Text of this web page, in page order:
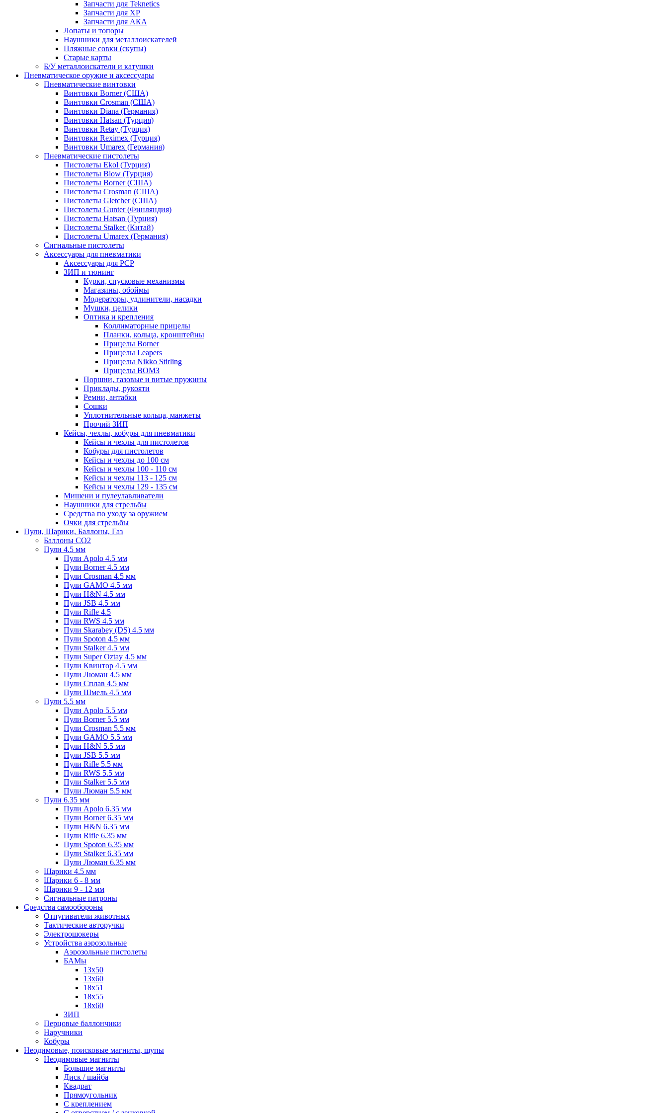
Запчасти для Teknetics
Запчасти для XP
Запчасти для АКА
Лопаты и топоры
Наушники для металлоискателей
Пляжные совки (скупы)
Старые карты
Б/У металлоискатели и катушки
Пневматическое оружие и аксессуары
Пневматические винтовки
Винтовки Borner (США)
Винтовки Crosman (США)
Винтовки Diana (Германия)
Винтовки Hatsan (Турция)
Винтовки Retay (Турция)
Винтовки Reximex (Турция)
Винтовки Umarex (Германия)
Пневматические пистолеты
Пистолеты Ekol (Турция)
Пистолеты Blow (Турция)
Пистолеты Borner (США)
Пистолеты Crosman (США)
Пистолеты Gletcher (США)
Пистолеты Gunter (Финляндия)
Пистолеты Hatsan (Турция)
Пистолеты Stalker (Китай)
Пистолеты Umarex (Германия)
Сигнальные пистолеты
Аксессуары для пневматики
Аксессуары для PCP
ЗИП и тюнинг
Курки, спусковые механизмы
Магазины, обоймы
Модераторы, удлинители, насадки
Мушки, целики
Оптика и крепления
Коллиматорные прицелы
Планки, кольца, кронштейны
Прицелы Borner
Прицелы Leapers
Прицелы Nikko Stirling
Прицелы ВОМЗ
Поршни, газовые и витые пружины
Приклады, рукояти
Ремни, антабки
Сошки
Уплотнительные кольца, манжеты
Прочий ЗИП
Кейсы, чехлы, кобуры для пневматики
Кейсы и чехлы для пистолетов
Кобуры для пистолетов
Кейсы и чехлы до 100 см
Кейсы и чехлы 100 - 110 см
Кейсы и чехлы 113 - 125 см
Кейсы и чехлы 129 - 135 см
Мишени и пулеулавливатели
Наушники для стрельбы
Средства по уходу за оружием
Очки для стрельбы
Пули, Шарики, Баллоны, Газ
Баллоны CO2
Пули 4.5 мм
Пули Apolo 4.5 мм
Пули Borner 4.5 мм
Пули Crosman 4.5 мм
Пули GAMO 4.5 мм
Пули H&N 4.5 мм
Пули JSB 4.5 мм
Пули Rifle 4.5
Пули RWS 4.5 мм
Пули Skarabey (DS) 4.5 мм
Пули Spoton 4.5 мм
Пули Stalker 4.5 мм
Пули Super Oztay 4.5 мм
Пули Квинтор 4.5 мм
Пули Люман 4.5 мм
Пули Сплав 4.5 мм
Пули Шмель 4.5 мм
Пули 5.5 мм
Пули Apolo 5.5 мм
Пули Borner 5.5 мм
Пули Crosman 5.5 мм
Пули GAMO 5.5 мм
Пули H&N 5.5 мм
Пули JSB 5.5 мм
Пули Rifle 5.5 мм
Пули RWS 5.5 мм
Пули Stalker 5.5 мм
Пули Люман 5.5 мм
Пули 6.35 мм
Пули Apolo 6.35 мм
Пули Borner 6.35 мм
Пули H&N 6.35 мм
Пули Rifle 6.35 мм
Пули Spoton 6.35 мм
Пули Stalker 6.35 мм
Пули Люман 6.35 мм
Шарики 4.5 мм
Шарики 6 - 8 мм
Шарики 9 - 12 мм
Сигнальные патроны
Средства самообороны
Отпугиватели животных
Тактические авторучки
Электрошокеры
Устройства аэрозольные
Аэрозольные пистолеты
БАМы
13х50
13х60
18х51
18х55
18х60
ЗИП
Перцовые баллончики
Наручники
Кобуры
Неодимовые, поисковые магниты, щупы
Неодимовые магниты
Большие магниты
Диск / шайба
Квадрат
Прямоугольник
С креплением